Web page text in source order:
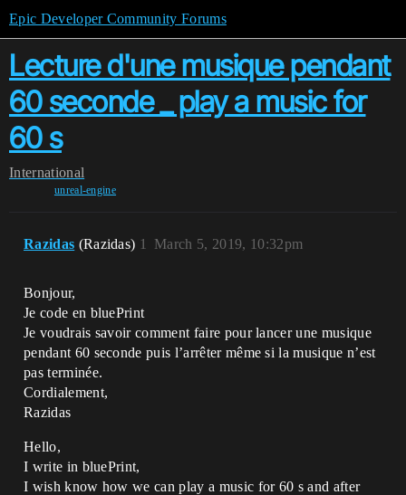
Epic Developer Community Forums
Lecture d'une musique pendant
60 seconde _ play a music for
60 s
International
unreal-engine
Razidas (Razidas) March 5, 2019, 10:32pm
1
Bonjour,
Je code en bluePrint
Je voudrais savoir comment faire pour lancer une musique
pendant 60 seconde puis l’arrêter même si la musique n’est
pas terminée.
Cordialement,
Razidas
Hello,
I write in bluePrint,
I wish know how we can play a music for 60 s and after